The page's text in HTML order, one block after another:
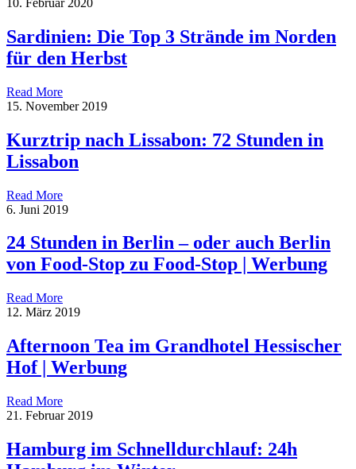
10. Februar 2020
Sardinien: Die Top 3 Strände im Norden
für den Herbst
Read More
15. November 2019
Kurztrip nach Lissabon: 72 Stunden in
Lissabon
Read More
6. Juni 2019
24 Stunden in Berlin – oder auch Berlin
von Food-Stop zu Food-Stop | Werbung
Read More
12. März 2019
Afternoon Tea im Grandhotel Hessischer
Hof | Werbung
Read More
21. Februar 2019
Hamburg im Schnelldurchlauf: 24h